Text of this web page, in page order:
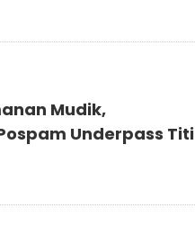
Mudik,
Underpass Titi